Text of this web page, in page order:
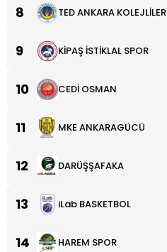
8 TED ANKARA KOLEJLİLER
9 KİPAŞ İSTİKLAL SPOR
10 CEDİ OSMAN
11 MKE ANKARAGÜCÜ
12 DARÜŞŞAFAKA
13 iLab BASKETBOL
14 HAREM SPOR